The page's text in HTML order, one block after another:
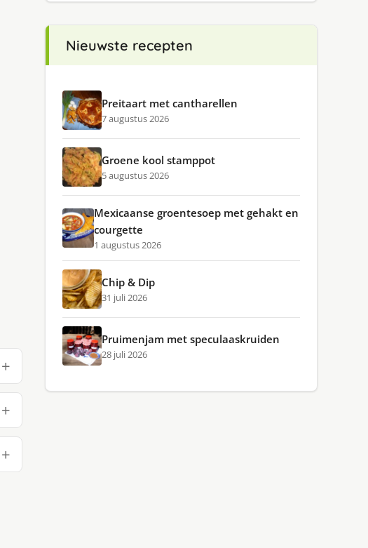
Nieuwste recepten
Preitaart met cantharellen
7 augustus 2026
Groene kool stamppot
5 augustus 2026
Mexicaanse groentesoep met gehakt en
courgette
1 augustus 2026
Chip & Dip
31 juli 2026
Pruimenjam met speculaaskruiden
28 juli 2026